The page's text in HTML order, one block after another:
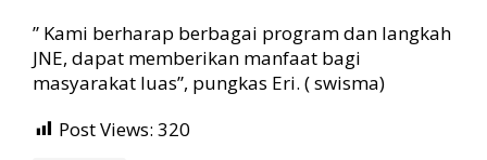
” Kami berharap berbagai program dan langkah
JNE, dapat memberikan manfaat bagi
masyarakat luas”, pungkas Eri. ( swisma)
Post Views: 320